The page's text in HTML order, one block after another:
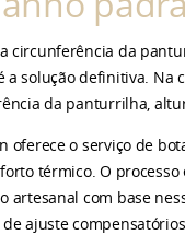
circunferência da
a solução definitiva. Na
da panturrilha,
oferece o serviço de
térmico. O
artesanal com base
de ajuste